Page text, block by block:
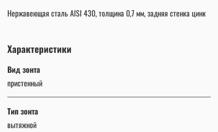
Нержавеющая сталь AISI 430, толщина 0,7 мм, задняя стенка цинк
Характеристики
Вид зонта
пристенный
Тип зонта
вытяжной